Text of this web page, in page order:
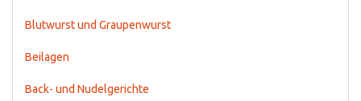
Blutwurst und Graupenwurst
Beilagen
Back- und Nudelgerichte